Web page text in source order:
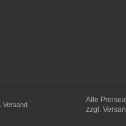
Versand
Alle
zzgl.